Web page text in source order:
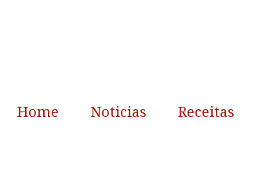
Home Noticias Receitas